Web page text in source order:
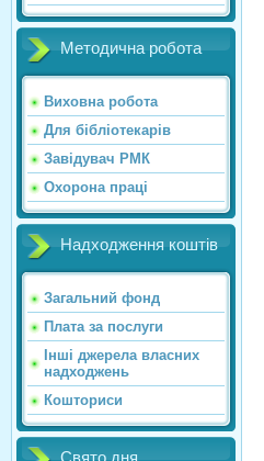
Методична робота
Виховна робота
Для бібліотекарів
Завідувач РМК
Охорона праці
Надходження коштів
Загальний фонд
Плата за послуги
Інші джерела власних
надходжень
Кошториси
Свято дня